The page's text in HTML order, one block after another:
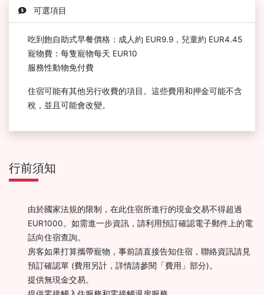
可選項目
吃到飽自助式早餐價格：成人約 EUR9.9，兒童約 EUR4.45
寵物費：每隻寵物每天 EUR10
服務性動物免付費
住宿可能有其他另行收費的項目。這些費用和押金可能不含
稅，並且可能會改變。
行前須知
由於國家法規的限制，在此住宿所進行的現金交易不得超過
EUR1000。如需進一步資訊，請利用預訂確認電子郵件上的電
話向住宿查詢。
房客如果打算攜帶寵物，事前請直接告知住宿，聯絡資訊請見
預訂確認單 (費用另計，詳情請參閱「費用」部分)。
提供無現金交易。